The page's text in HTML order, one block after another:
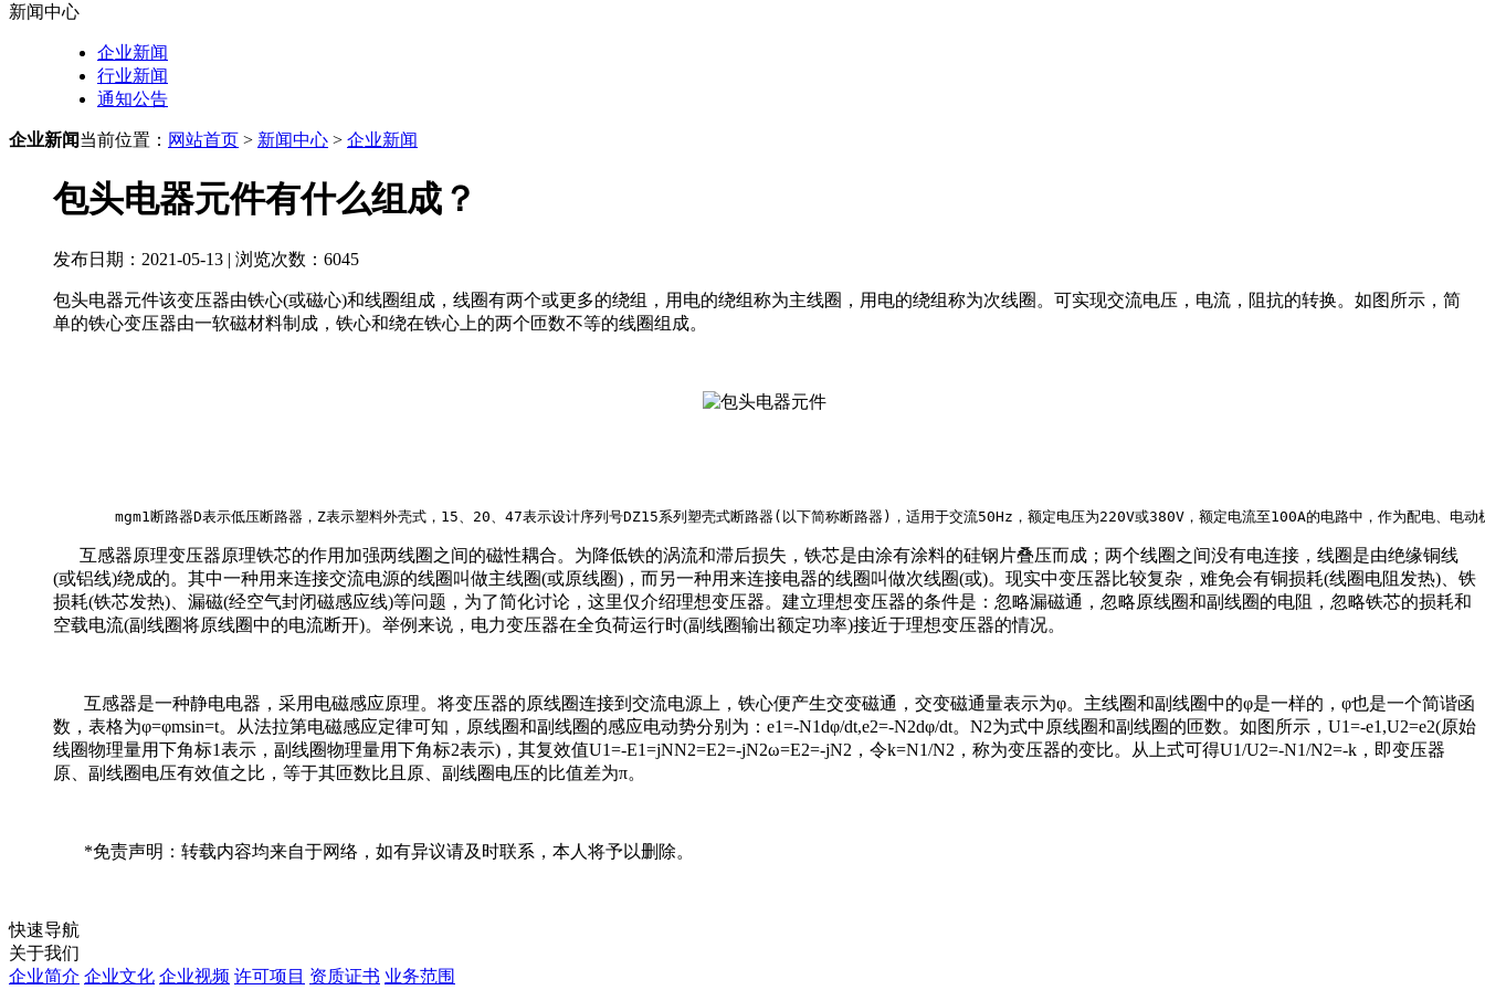
新闻中心
企业新闻
行业新闻
通知公告
企业新闻当前位置： 网站首页 > 新闻中心 > 企业新闻
包头电器元件有什么组成？
发布日期：2021-05-13 | 浏览次数： 6045
包头电器元件该变压器由铁心(或磁心)和线圈组成，线圈有两个或更多的绕组，用电的绕组称为主线圈，用电的绕组称为次线圈。可实现交流电压，电流，阻抗的转换。如图所示，简
单的铁心变压器由一软磁材料制成，铁心和绕在铁心上的两个匝数不等的线圈组成。
mgm1断路器D表示低压断路器，Z表示塑料外壳式，15、20、47表示设计序列号DZ15系列塑壳式断路器(以下简称断路器)，适用于交流50Hz，额定电压为220V或380V，额定电流至100A的电路中，作为配电、电动
互感器原理变压器原理铁芯的作用加强两线圈之间的磁性耦合。为降低铁的涡流和滞后损失，铁芯是由涂有涂料的硅钢片叠压而成；两个线圈之间没有电连接，线圈是由绝缘铜线
(或铝线)绕成的。其中一种用来连接交流电源的线圈叫做主线圈(或原线圈)，而另一种用来连接电器的线圈叫做次线圈(或)。现实中变压器比较复杂，难免会有铜损耗(线圈电阻发热)、铁
损耗(铁芯发热)、漏磁(经空气封闭磁感应线)等问题，为了简化讨论，这里仅介绍理想变压器。建立理想变压器的条件是：忽略漏磁通，忽略原线圈和副线圈的电阻，忽略铁芯的损耗和
空载电流(副线圈将原线圈中的电流断开)。举例来说，电力变压器在全负荷运行时(副线圈输出额定功率)接近于理想变压器的情况。
互感器是一种静电电器，采用电磁感应原理。将变压器的原线圈连接到交流电源上，铁心便产生交变磁通，交变磁通量表示为φ。主线圈和副线圈中的φ是一样的，φ也是一个简谐函
数，表格为φ=φmsin=t。从法拉第电磁感应定律可知，原线圈和副线圈的感应电动势分别为：e1=-N1dφ/dt,e2=-N2dφ/dt。N2为式中原线圈和副线圈的匝数。如图所示，U1=-e1,U2=e2(原始
线圈物理量用下角标1表示，副线圈物理量用下角标2表示)，其复效值U1=-E1=jNN2=E2=-jN2ω=E2=-jN2，令k=N1/N2，称为变压器的变比。从上式可得U1/U2=-N1/N2=-k，即变压器
原、副线圈电压有效值之比，等于其匝数比且原、副线圈电压的比值差为π。
*免责声明：转载内容均来自于网络，如有异议请及时联系，本人将予以删除。
快速导航
关于我们
企业简介 企业文化 企业视频 许可项目 资质证书 业务范围